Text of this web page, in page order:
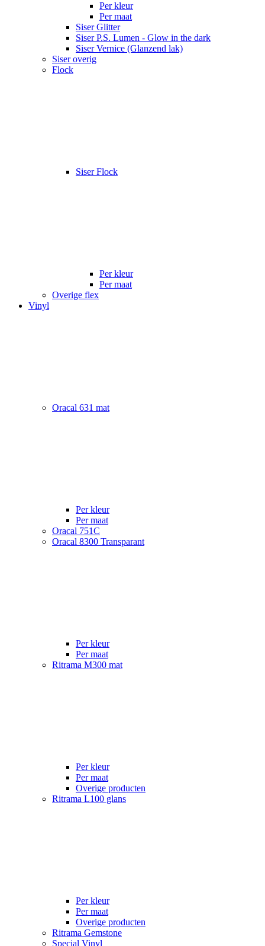
Per kleur
Per maat
Siser Glitter
Siser P.S. Lumen - Glow in the dark
Siser Vernice (Glanzend lak)
Siser overig
Flock
Siser Flock
Per kleur
Per maat
Overige flex
Vinyl
Oracal 631 mat
Per kleur
Per maat
Oracal 751C
Oracal 8300 Transparant
Per kleur
Per maat
Ritrama M300 mat
Per kleur
Per maat
Overige producten
Ritrama L100 glans
Per kleur
Per maat
Overige producten
Ritrama Gemstone
Special Vinyl